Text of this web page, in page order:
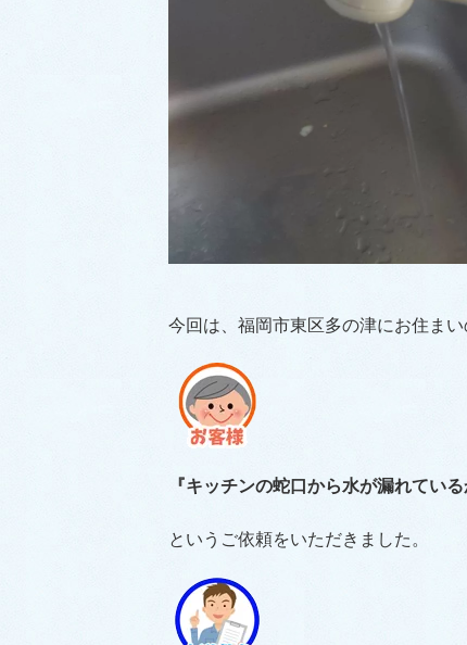
今回は、福岡市東区多の津にお住まい
『キッチンの蛇口から水が漏れてい
というご依頼をいただきました。